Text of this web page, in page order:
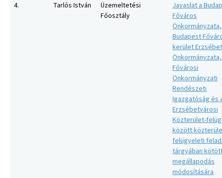
4.
Tarlós István
Üzemeltetési
Főosztály
Javaslat a
Főváros
Budapest
kerület
Fővárosi
Önkormányzati
Rendészeti
Igazgatóság és
Erzsébetvárosi
Közterület-
között
felügyeleti
tárgyában
megállapodás
módosítására